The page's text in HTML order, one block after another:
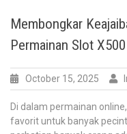
Membongkar
Permainan Slot X500
October 15, 2025
Di dalam permainan
favorit untuk banyak